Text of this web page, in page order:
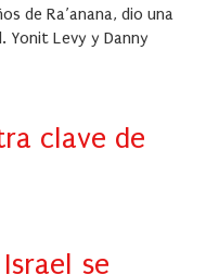
de Ra’anana, dio una
Yonit Levy y Danny
clave de
se